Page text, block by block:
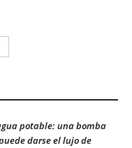
potable: una bomba
darse el lujo de